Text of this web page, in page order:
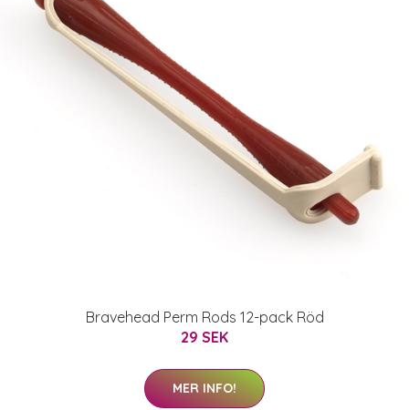
Bravehead Perm Rods 12-pack Röd
29 SEK
MER INFO!